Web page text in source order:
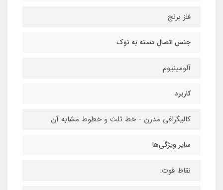
فلز برنج
جنس اتصال دسته به نوک
آلومینیوم
کاربرد
کالیگرافی مدرن - خط ثلث و خطوط مشابه آن
سایر ویژگی‌ها
نقاط قوت: